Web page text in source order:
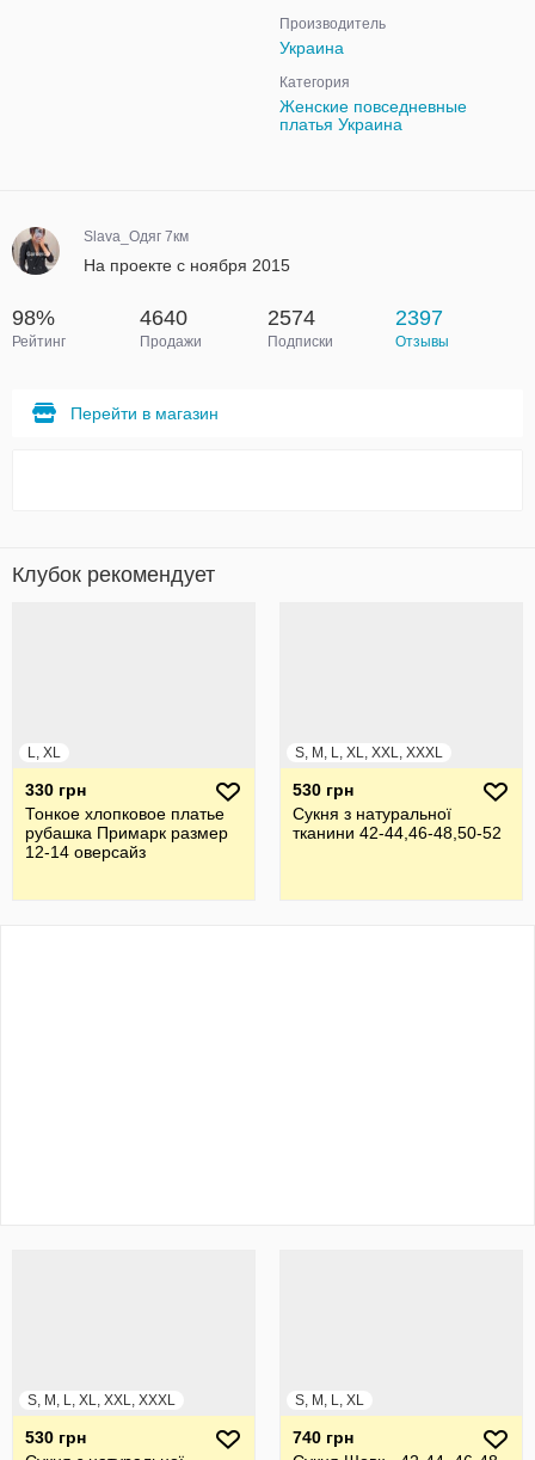
Производитель
Украина
Категория
Женские повседневные
платья Украина
Slava_Одяг 7км
На проекте с ноября 2015
98%
Рейтинг
4640
Продажи
2574
Подписки
2397
Отзывы
Перейти в магазин
Клубок рекомендует
L, XL
330 грн
Тонкое хлопковое платье
рубашка Примарк размер
12-14 оверсайз
S, M, L, XL, XXL, XXXL
530 грн
Сукня з натуральної
тканини 42-44,46-48,50-52
S, M, L, XL, XXL, XXXL
530 грн
S, M, L, XL
740 грн